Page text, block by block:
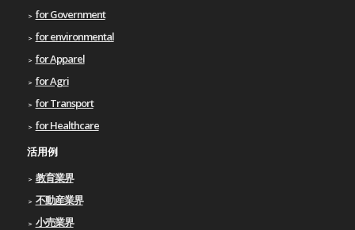
for Government
for environmental
for Apparel
for Agri
for Transport
for Healthcare
活用例
教育業界
不動産業界
小売業界